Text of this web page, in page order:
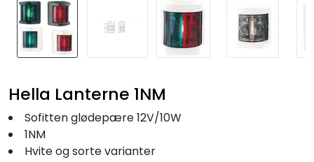
Hella Lanterne 1NM
Sofitten glødepære 12V/10W
1NM
Hvite og sorte varianter